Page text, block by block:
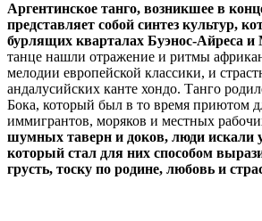
Аргентинское танго, возникшее в
представляет собой синтез культур,
бурлящих кварталах Буэнос-Айреса и
танце нашли отражение и ритмы
мелодии европейской классики, и
андалусийских канте хондо. Танго
Бока, который был в то время приютом
иммигрантов, моряков и местных
шумных таверн и доков, люди искали
который стал для них способом
грусть, тоску по родине, любовь и